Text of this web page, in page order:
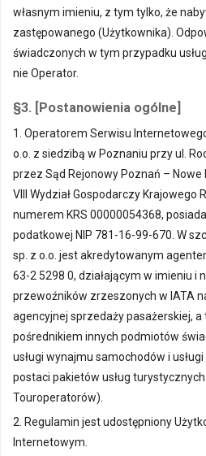
własnym imieniu, z tym tylko, że
zastępowanego (Użytkownika).
świadczonych w tym przypadku
nie Operator.
§3. [Postanowienia ogólne]
1. Operatorem Serwisu
o.o. z siedzibą w Poznaniu przy ul.
przez Sąd Rejonowy Poznań – Nowe
VIII Wydział Gospodarczy Krajowego
numerem KRS 00000054368,
podatkowej NIP 781-16-99-670. W
sp. z o.o. jest akredytowanym
63-2 5298 0, działającym w imieniu i
przewoźników zrzeszonych w IATA
agencyjnej sprzedaży pasażerskiej,
pośrednikiem innych podmiotów
usługi wynajmu samochodów i
postaci pakietów usług
Touroperatorów).
2. Regulamin jest udostępniony
Internetowym.